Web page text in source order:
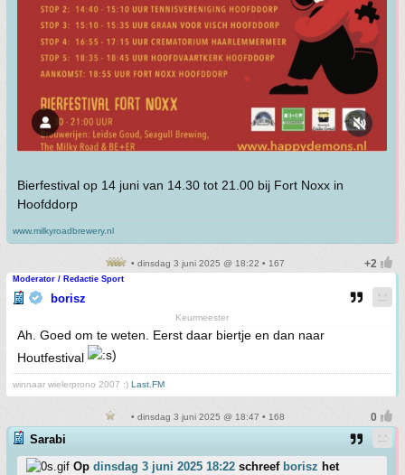
Bierfestival op 14 juni van 14.30 tot 21.00 bij Fort Noxx in
Hoofddorp
www.milkyroadbrewery.nl
• dinsdag 3 juni 2025 @ 18:22 • 167
Moderator / Redactie Sport
borisz
Keurmeester
Ah. Goed om te weten. Eerst daar biertje en dan naar
Houtfestival
winnaar wielerprono 2007 :) Last.FM
• dinsdag 3 juni 2025 @ 18:47 • 168
Sarabi
Op dinsdag 3 juni 2025 18:22 schreef borisz het